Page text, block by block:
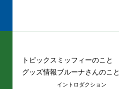
トピックス
グッズ情報
ミッフィーのこと
ブルーナさんのこと
イントロダクション